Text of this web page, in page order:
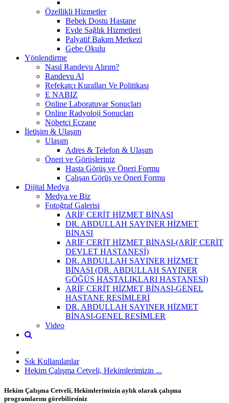
Özellikli Hizmetler
Bebek Dostu Hastane
Evde Sağlık Hizmetleri
Palyatif Bakım Merkezi
Gebe Okulu
Yönlendirme
Nasıl Randevu Alırım?
Randevu Al
Refekatçı Kuralları Ve Politikası
E NABIZ
Online Laboratuvar Sonuçları
Online Radyoloji Sonuçları
Nöbetçi Eczane
İletişim & Ulaşım
Ulaşım
Adres & Telefon & Ulaşım
Öneri ve Görüşleriniz
Hasta Görüş ve Öneri Formu
Çalışan Görüş ve Öneri Formu
Dijital Medya
Medya ve Biz
Fotoğraf Galerisi
ARİF CERİT HİZMET BİNASI
DR. ABDULLAH SAYINER HİZMET
BİNASI
ARİF CERİT HİZMET BİNASI-(ARİF CERİT
DEVLET HASTANESİ)
DR. ABDULLAH SAYINER HİZMET
BİNASI (DR. ABDULLAH SAYINER
GÖĞÜS HASTALIKLARI HASTANESİ)
ARİF CERİT HİZMET BİNASI-GENEL
HASTANE RESİMLERİ
DR. ABDULLAH SAYINER HİZMET
BİNASI-GENEL RESİMLER
Video
Sık Kullanılanlar
Hekim Çalışma Cetveli, Hekimlerimizin ...
Hekim Çalışma Cetveli, Hekimlerimizin aylık olarak çalışma
programlarını görebilirsiniz